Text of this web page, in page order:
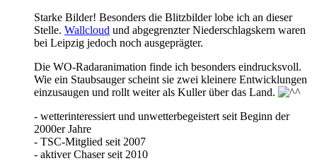
Starke Bilder! Besonders die Blitzbilder lobe ich an dieser
Stelle. Wallcloud und abgegrenzter Niederschlagskern waren
bei Leipzig jedoch noch ausgeprägter.
Die WO-Radaranimation finde ich besonders eindrucksvoll.
Wie ein Staubsauger scheint sie zwei kleinere Entwicklungen
einzusaugen und rollt weiter als Kuller über das Land.
- wetterinteressiert und unwetterbegeistert seit Beginn der
2000er Jahre
- TSC-Mitglied seit 2007
- aktiver Chaser seit 2010